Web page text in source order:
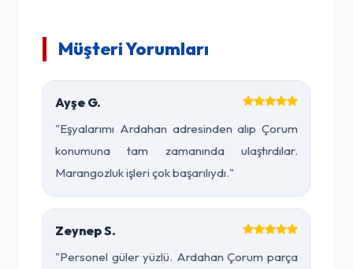
Müşteri Yorumları
Ayşe G.
"Eşyalarımı Ardahan adresinden alıp Çorum
konumuna tam zamanında ulaştırdılar.
Marangozluk işleri çok başarılıydı."
Zeynep S.
"Personel güler yüzlü. Ardahan Çorum parça